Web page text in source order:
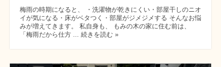
梅雨の時期になると、 ・洗濯物が乾きにくい・部屋干しのニオ
イが気になる・床がベタつく・部屋がジメジメする そんなお悩
みが増えてきます。 私自身も、 もみの木の家に住む前は、
「梅雨だから仕方 ... 続きを読む »